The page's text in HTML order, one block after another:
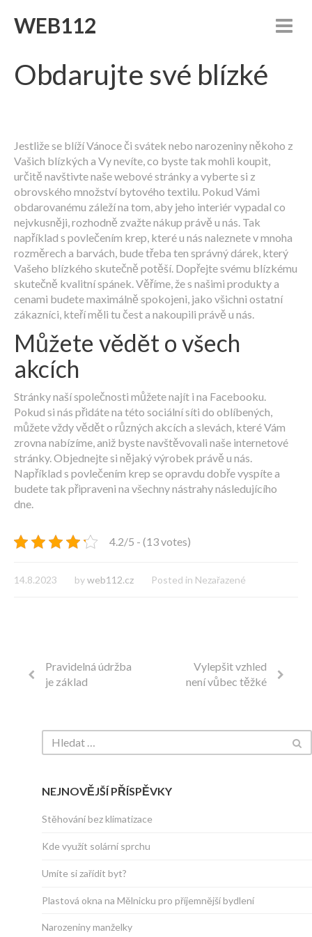
WEB112
Obdarujte své blízké
Jestliže se blíží Vánoce či svátek nebo narozeniny někoho z
Vašich blízkých a Vy nevíte, co byste tak mohli koupit,
určitě navštivte naše webové stránky a vyberte si z
obrovského množství bytového textilu. Pokud Vámi
obdarovanému záleží na tom, aby jeho interiér vypadal co
nejvkusněji, rozhodně zvažte nákup právě u nás. Tak
například s povlečením krep, které u nás naleznete v mnoha
rozměrech a barvách, bude třeba ten správný dárek, který
Vašeho blízkého skutečně potěší. Dopřejte svému blízkému
skutečně kvalitní spánek. Věříme, že s našimi produkty a
cenami budete maximálně spokojeni, jako všichni ostatní
zákazníci, kteří měli tu čest a nakoupili právě u nás.
Můžete vědět o všech
akcích
Stránky naší společnosti můžete najít i na Facebooku.
Pokud si nás přidáte na této sociální síti do oblíbených,
můžete vždy vědět o různých akcích a slevách, které Vám
zrovna nabízíme, aniž byste navštěvovali naše internetové
stránky. Objednejte si nějaký výrobek právě u nás.
Například s povlečením krep se opravdu dobře vyspíte a
budete tak připraveni na všechny nástrahy následujícího
dne.
4.2/5 - (13 votes)
14.8.2023 byweb112.cz Posted in Nezařazené
Pravidelná údržba
je základ
Vylepšit vzhled
není vůbec těžké
NEJNOVĚJŠÍ PŘÍSPĚVKY
Stěhování bez klimatizace
Kde využít solární sprchu
Umíte si zařídit byt?
Plastová okna na Mělnicku pro příjemnější bydlení
Narozeniny manželky